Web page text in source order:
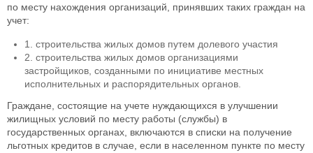
по месту нахождения организаций, принявших таких граждан на
учет:
1. строительства жилых домов путем долевого участия
2. строительства жилых домов организациями
застройщиков, созданными по инициативе местных
исполнительных и распорядительных органов.
Граждане, состоящие на учете нуждающихся в улучшении
жилищных условий по месту работы (службы) в
государственных органах, включаются в списки на получение
льготных кредитов в случае, если в населенном пункте по месту